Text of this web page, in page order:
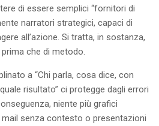
di essere semplici “fornitori di
narratori strategici, capaci di
all’azione. Si tratta, in sostanza,
che di metodo.
a “Chi parla, cosa dice, con
risultato” ci protegge dagli errori
niente più grafici
senza contesto o presentazioni